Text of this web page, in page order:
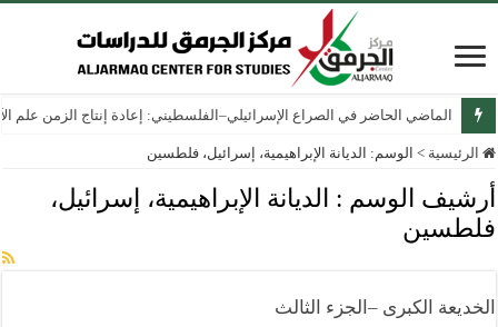
الماضي الحاضر في الصراع الإسرائيلي–الفلسطيني: إعادة إنتاج الزمن علم
الرئيسية > الوسم: الديانة الإبراهيمية، إسرائيل، فلطسين
أرشيف الوسم : الديانة الإبراهيمية، إسرائيل،
فلطسين
الخديعة الكبرى –الجزء الثالث